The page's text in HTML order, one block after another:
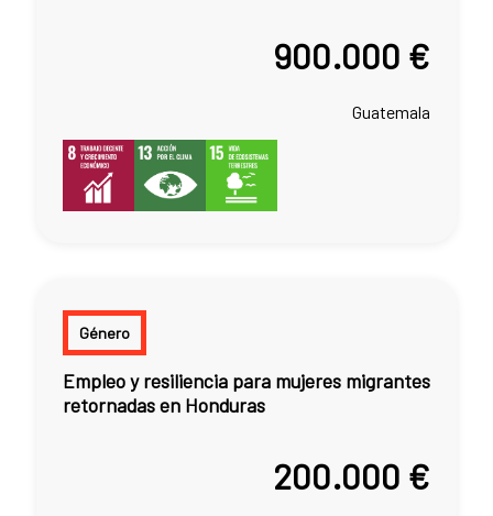
900.000 €
Guatemala
Género
Empleo y resiliencia para mujeres migrantes
retornadas en Honduras
200.000 €